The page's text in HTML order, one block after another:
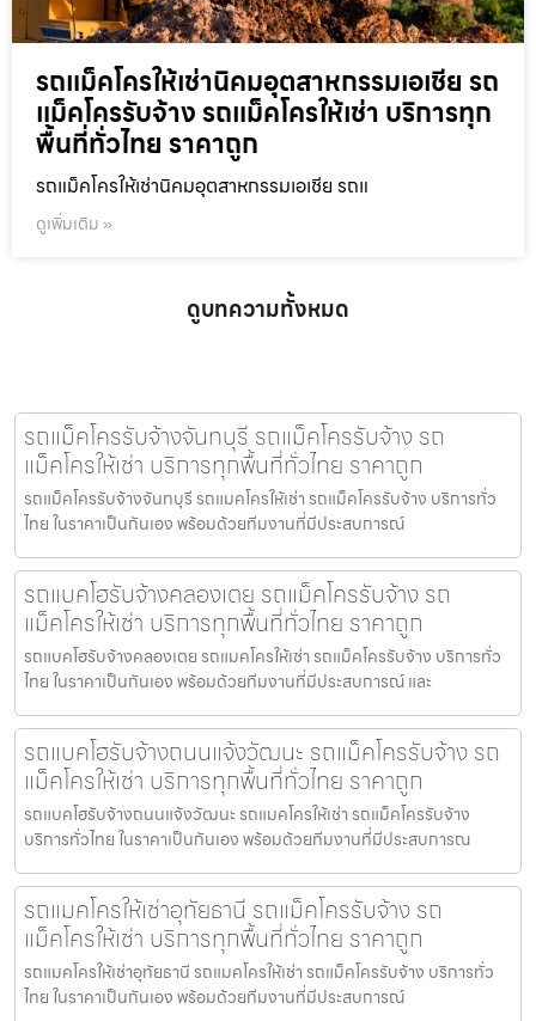
รถแม็คโครให้เช่านิคมอุตสาหกรรมเอเชีย รถ
แม็คโครรับจ้าง รถแม็คโครให้เช่า บริการทุก
พื้นที่ทั่วไทย ราคาถูก
รถแม็คโครให้เช่านิคมอุตสาหกรรมเอเชีย รถแ
ดูเพิ่มเติม »
ดูบทความทั้งหมด
รถแม็คโครรับจ้างจันทบุรี รถแม็คโครรับจ้าง รถ
แม็คโครให้เช่า บริการทุกพื้นที่ทั่วไทย ราคาถูก
รถแม็คโครรับจ้างจันทบุรี รถแมคโครให้เช่า รถแม็คโครรับจ้าง บริการทั่ว
ไทย ในราคาเป็นกันเอง พร้อมด้วยทีมงานที่มีประสบการณ์
รถแบคโฮรับจ้างคลองเตย รถแม็คโครรับจ้าง รถ
แม็คโครให้เช่า บริการทุกพื้นที่ทั่วไทย ราคาถูก
รถแบคโฮรับจ้างคลองเตย รถแมคโครให้เช่า รถแม็คโครรับจ้าง บริการทั่ว
ไทย ในราคาเป็นกันเอง พร้อมด้วยทีมงานที่มีประสบการณ์ และ
รถแบคโฮรับจ้างถนนแจ้งวัฒนะ รถแม็คโครรับจ้าง รถ
แม็คโครให้เช่า บริการทุกพื้นที่ทั่วไทย ราคาถูก
รถแบคโฮรับจ้างถนนแจ้งวัฒนะ รถแมคโครให้เช่า รถแม็คโครรับจ้าง
บริการทั่วไทย ในราคาเป็นกันเอง พร้อมด้วยทีมงานที่มีประสบการณ
รถแมคโครให้เช่าอุทัยธานี รถแม็คโครรับจ้าง รถ
แม็คโครให้เช่า บริการทุกพื้นที่ทั่วไทย ราคาถูก
รถแมคโครให้เช่าอุทัยธานี รถแมคโครให้เช่า รถแม็คโครรับจ้าง บริการทั่ว
ไทย ในราคาเป็นกันเอง พร้อมด้วยทีมงานที่มีประสบการณ์